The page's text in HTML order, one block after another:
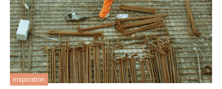
inspiration